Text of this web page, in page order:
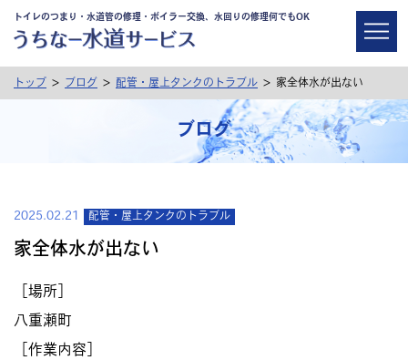
トイレのつまり・水道管の修理・ボイラー交換、水回りの修理何でもOK
トップ > ブログ > 配管・屋上タンクのトラブル > 家全体水が出ない
ブログ
2025.02.21 配管・屋上タンクのトラブル
家全体水が出ない
［場所］
八重瀬町
［作業内容］